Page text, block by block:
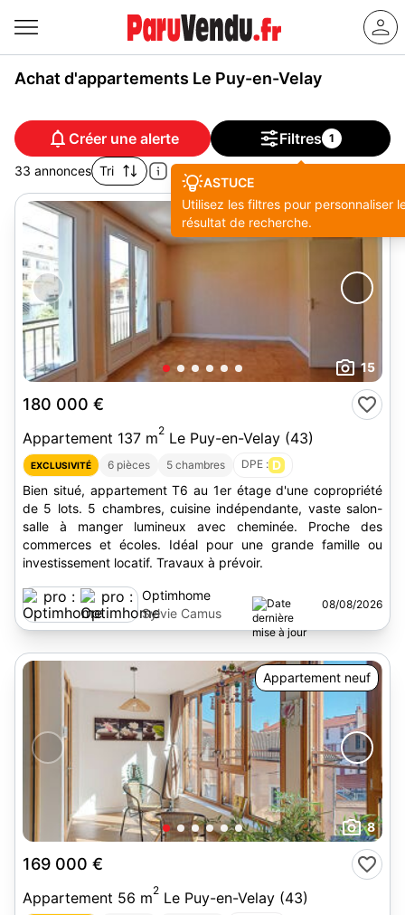
Achat d'appartements Le Puy-en-Velay
Créer une alerte Filtres 1
ASTUCE
Utilisez les filtres pour personnaliser
résultat de recherche.
33 annonces Tri
15
180 000 €
Appartement 137 m2 Le Puy-en-Velay (43)
EXCLUSIVITÉ 6 pièces 5 chambres DPE : D
Bien situé, appartement T6 au 1er étage d'une copropriété
de 5 lots. 5 chambres, cuisine indépendante, vaste salon-
salle à manger lumineux avec cheminée. Proche des
commerces et écoles. Idéal pour une grande famille ou
investissement locatif. Travaux à prévoir.
Optimhome
Sylvie Camus
08/08/2026
Appartement neuf
8
169 000 €
Appartement 56 m2 Le Puy-en-Velay (43)